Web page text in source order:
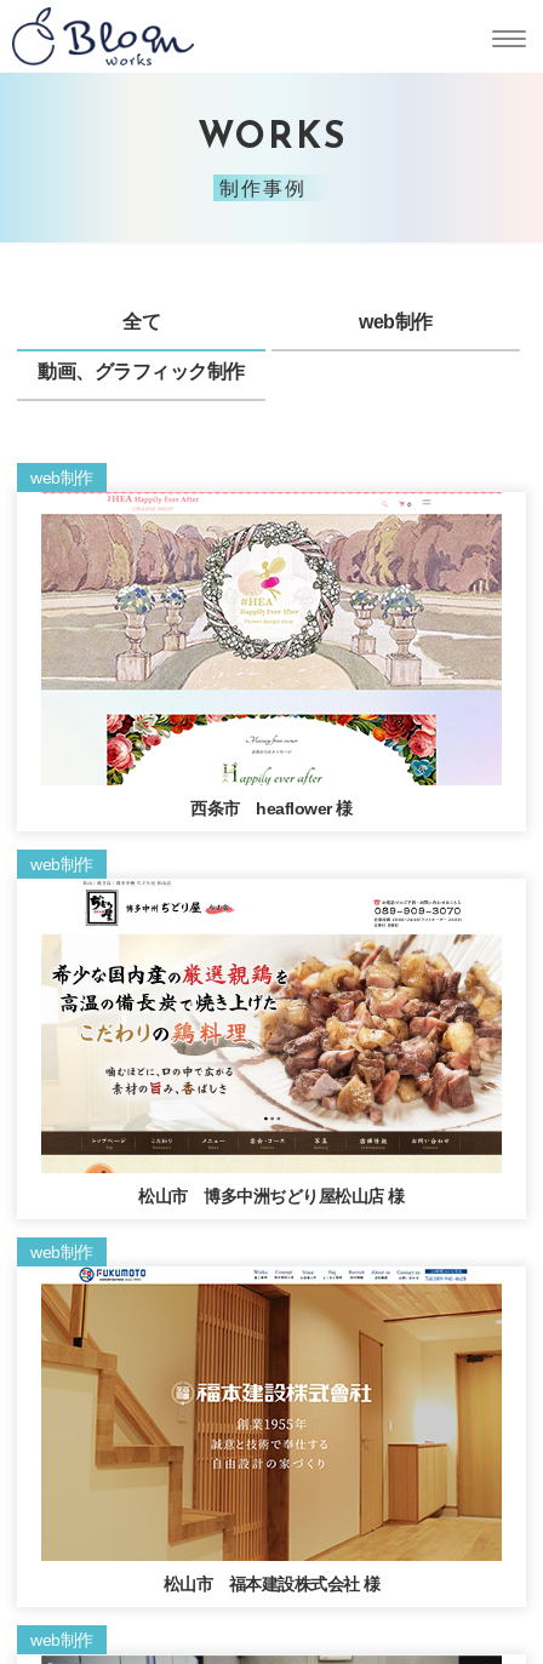
WORKS
制作事例
全て web制作
動画、グラフィック制作
web制作
西条市 heaflower 様
web制作
松山市 博多中洲ぢどり屋松山店 様
web制作
松山市 福本建設株式会社 様
web制作